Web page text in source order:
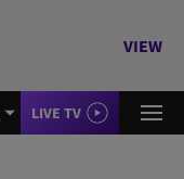
VIEW
LIVE TV